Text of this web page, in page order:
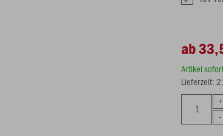
ab
Artikel
Lieferzeit: